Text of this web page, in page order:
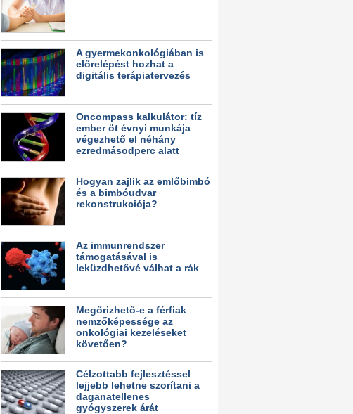
A gyermekonkológiában is
előrelépést hozhat a
digitális terápiatervezés
Oncompass kalkulátor: tíz
ember öt évnyi munkája
végezhető el néhány
ezredmásodperc alatt
Hogyan zajlik az emlőbimbó
és a bimbóudvar
rekonstrukciója?
Az immunrendszer
támogatásával is
leküzdhetővé válhat a rák
Megőrizhető-e a férfiak
nemzőképessége az
onkológiai kezeléseket
követően?
Célzottabb fejlesztéssel
lejjebb lehetne szorítani a
daganatellenes
gyógyszerek árát